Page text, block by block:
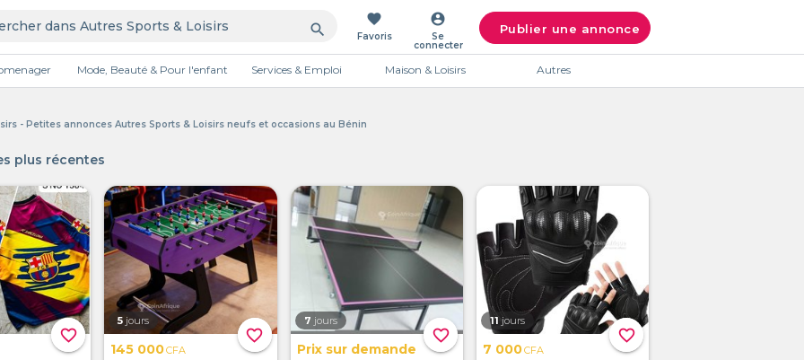
search
favorite
Favoris
account_circle
Se
connecter
Publier une annonce
Mode, Beauté & Pour l'enfant Services & Emploi Maison & Loisirs Autres
- Petites annonces Autres Sports & Loisirs neufs et occasions au Bénin
plus récentes
favorite_border favorite_border
5 jours
145 000CFA
favorite_border
7 jours
Prix sur demande
favorite_border
11 jours
7 000CFA